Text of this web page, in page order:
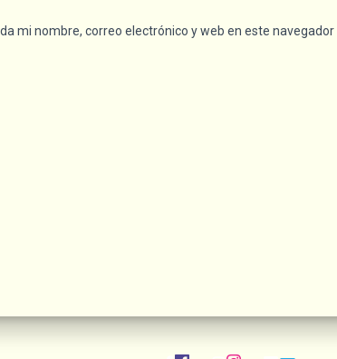
mi nombre, correo electrónico y web en este